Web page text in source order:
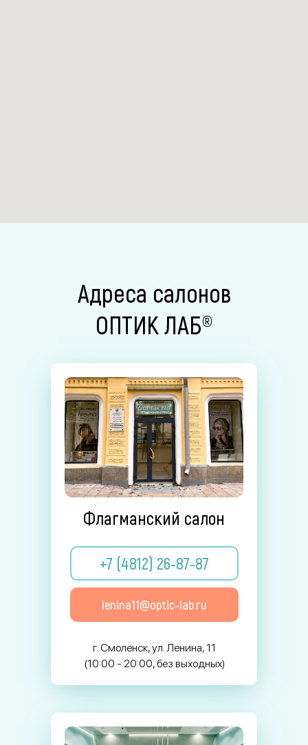
Адреса салонов
ОПТИК ЛАБ®
г. Смоленск, ул. Ленина, 11
(10:00 - 20:00, без выходных)
Флагманский салон
+7 (4812) 26-87-87
lenina11@optic-lab.ru